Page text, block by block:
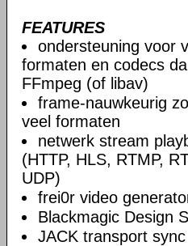
FEATURES
ondersteuning voor
formaten en codecs
FFmpeg (of libav)
frame-nauwkeurig
veel formaten
netwerk stream
(HTTP, HLS, RTMP,
UDP)
frei0r video
Blackmagic Design
JACK transport sync